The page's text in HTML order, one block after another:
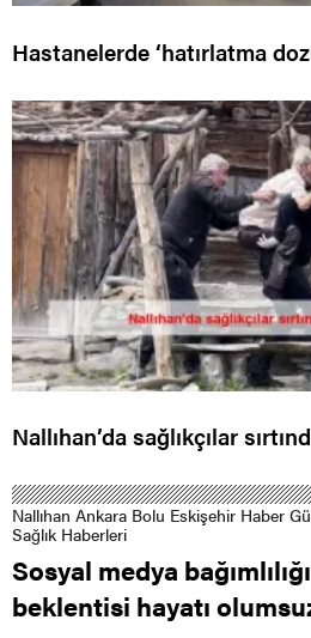
Hastanelerde ‘hatırlatma
Nallıhan’da sağlıkçılar
Nallıhan Ankara Bolu Eskişehir Haber
Sağlık Haberleri
Sosyal medya
beklentisi hayatı